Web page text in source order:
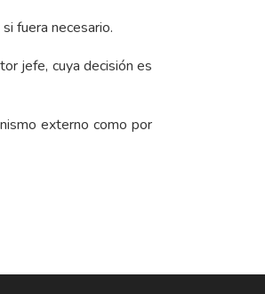
fuera necesario.
jefe, cuya decisión es
externo como por